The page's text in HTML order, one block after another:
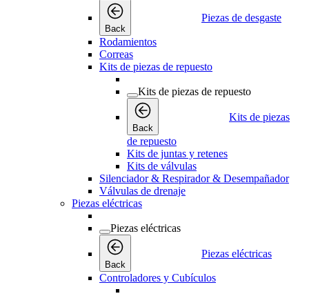
Back
Piezas de desgaste
Rodamientos
Correas
Kits de piezas de repuesto
Kits de piezas de repuesto
Back
Kits de piezas
de repuesto
Kits de juntas y retenes
Kits de válvulas
Silenciador & Respirador & Desempañador
Válvulas de drenaje
Piezas eléctricas
Piezas eléctricas
Back
Piezas eléctricas
Controladores y Cubículos